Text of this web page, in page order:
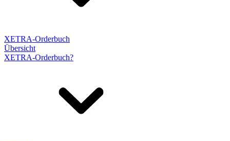
XETRA-Orderbuch
Übersicht
XETRA-Orderbuch?